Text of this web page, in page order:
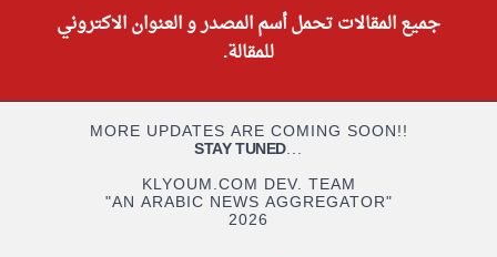
جميع المقالات تحمل أسم المصدر و العنوان الاكتروني
للمقالة.
MORE UPDATES ARE COMING SOON!!
STAY TUNED...
KLYOUM.COM DEV. TEAM
"AN ARABIC NEWS AGGREGATOR"
2026